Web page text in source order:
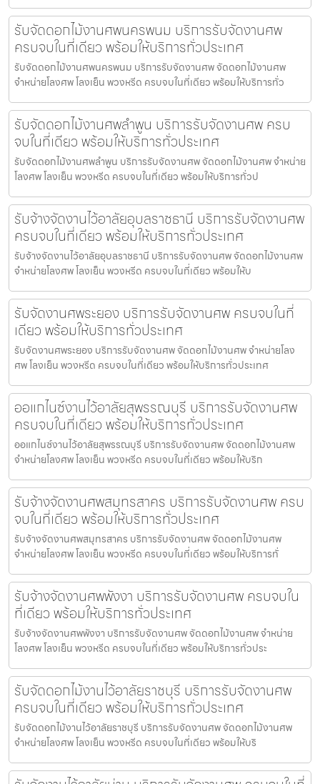
รับจัดดอกไม้งานศพนครพนม บริการรับจัดงานศพ
ครบจบในที่เดียว พร้อมให้บริการทั่วประเทศ
รับจัดดอกไม้งานศพนครพนม บริการรับจัดงานศพ จัดดอกไม้งานศพ
จำหน่ายโลงศพ โลงเย็น พวงหรีด ครบจบในที่เดียว พร้อมให้บริการทั่ว
รับจัดดอกไม้งานศพลำพูน บริการรับจัดงานศพ ครบ
จบในที่เดียว พร้อมให้บริการทั่วประเทศ
รับจัดดอกไม้งานศพลำพูน บริการรับจัดงานศพ จัดดอกไม้งานศพ จำหน่าย
โลงศพ โลงเย็น พวงหรีด ครบจบในที่เดียว พร้อมให้บริการทั่วป
รับจ้างจัดงานไว้อาลัยอุบลราชธานี บริการรับจัดงานศพ
ครบจบในที่เดียว พร้อมให้บริการทั่วประเทศ
รับจ้างจัดงานไว้อาลัยอุบลราชธานี บริการรับจัดงานศพ จัดดอกไม้งานศพ
จำหน่ายโลงศพ โลงเย็น พวงหรีด ครบจบในที่เดียว พร้อมให้บ
รับจัดงานศพระยอง บริการรับจัดงานศพ ครบจบในที่
เดียว พร้อมให้บริการทั่วประเทศ
รับจัดงานศพระยอง บริการรับจัดงานศพ จัดดอกไม้งานศพ จำหน่ายโลง
ศพ โลงเย็น พวงหรีด ครบจบในที่เดียว พร้อมให้บริการทั่วประเทศ
ออแกไนซ์งานไว้อาลัยสุพรรณบุรี บริการรับจัดงานศพ
ครบจบในที่เดียว พร้อมให้บริการทั่วประเทศ
ออแกไนซ์งานไว้อาลัยสุพรรณบุรี บริการรับจัดงานศพ จัดดอกไม้งานศพ
จำหน่ายโลงศพ โลงเย็น พวงหรีด ครบจบในที่เดียว พร้อมให้บริก
รับจ้างจัดงานศพสมุทรสาคร บริการรับจัดงานศพ ครบ
จบในที่เดียว พร้อมให้บริการทั่วประเทศ
รับจ้างจัดงานศพสมุทรสาคร บริการรับจัดงานศพ จัดดอกไม้งานศพ
จำหน่ายโลงศพ โลงเย็น พวงหรีด ครบจบในที่เดียว พร้อมให้บริการทั่
รับจ้างจัดงานศพพังงา บริการรับจัดงานศพ ครบจบใน
ที่เดียว พร้อมให้บริการทั่วประเทศ
รับจ้างจัดงานศพพังงา บริการรับจัดงานศพ จัดดอกไม้งานศพ จำหน่าย
โลงศพ โลงเย็น พวงหรีด ครบจบในที่เดียว พร้อมให้บริการทั่วประ
รับจัดดอกไม้งานไว้อาลัยราชบุรี บริการรับจัดงานศพ
ครบจบในที่เดียว พร้อมให้บริการทั่วประเทศ
รับจัดดอกไม้งานไว้อาลัยราชบุรี บริการรับจัดงานศพ จัดดอกไม้งานศพ
จำหน่ายโลงศพ โลงเย็น พวงหรีด ครบจบในที่เดียว พร้อมให้บริ